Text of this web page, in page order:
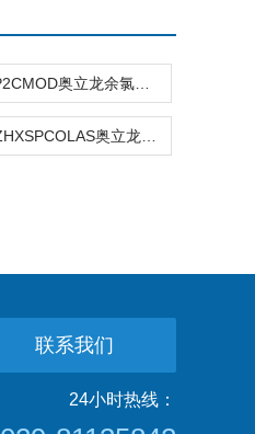
联系我们
24小时热线：